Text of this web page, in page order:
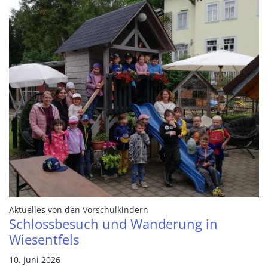
Aktuelles von den Vorschulkindern
Schlossbesuch und Wanderung in
Wiesentfels
10. Juni 2026